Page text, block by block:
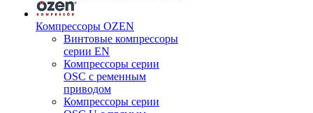
Компрессоры OZEN
Винтовые компрессоры
серии EN
Компрессоры серии
OSC с ременным
приводом
Компрессоры серии